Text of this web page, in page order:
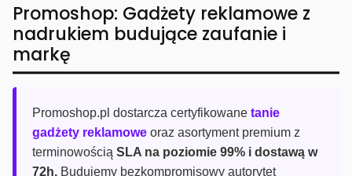
Promoshop: Gadżety reklamowe z
nadrukiem budujące zaufanie i
markę
Promoshop.pl dostarcza certyfikowane tanie
gadżety reklamowe oraz asortyment premium z
terminowością SLA na poziomie 99% i dostawą w
72h. Budujemy bezkompromisowy autorytet